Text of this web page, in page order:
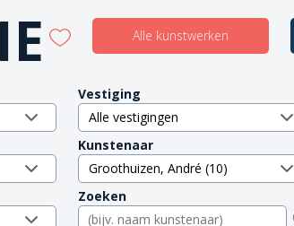
Alle kunstwerken
Vestiging
Kunstenaar
Zoeken